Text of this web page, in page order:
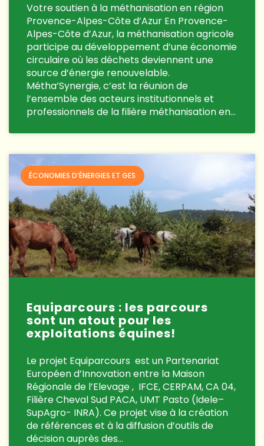
Votre soutien à la méthanisation en région
Provence-Alpes-Côte d’Azur En Provence-
Alpes-Côte d’Azur, la méthanisation agricole
participe au développement d’une économie
circulaire où les déchets deviennent une
source d’énergie renouvelable.
Métha’Synergie, c’est la réunion de
l’ensemble des acteurs institutionnels et
professionnels de la filière méthanisation en…
ÉCONOMIES D’ÉNERGIES ET GES
Equiparcours : les parcours
sont un atout pour les
exploitations équines!
Le projet Equiparcours est un Partenariat
Européen d’Innovation entre la Maison
Régionale de l’Elevage , IFCE, CERPAM, CA 04,
Filière Cheval Sud PACA, UMT Pasto (Idele–
SupAgro- INRA). Ce projet vise à la création
de références et à la diffusion d’outils de
décision auprès des…